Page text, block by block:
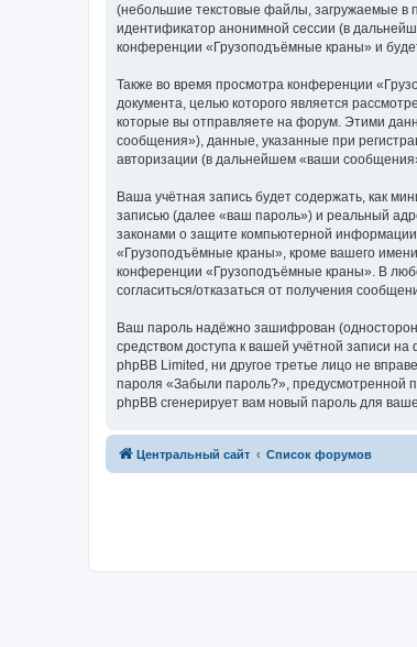
(небольшие текстовые файлы, загружаемые в
идентификатор анонимной сессии (в
конференции «Грузоподъёмные краны» и
Также во время просмотра конференции
документа, целью которого является
которые вы отправляете на форум. Этими
сообщения»), данные, указанные при
авторизации (в дальнейшем «ваши
Ваша учётная запись будет содержать, как
записью (далее «ваш пароль») и реальный
законами о защите компьютерной
«Грузоподъёмные краны», кроме вашего
конференции «Грузоподъёмные краны». В
согласиться/отказаться от получения
Ваш пароль надёжно зашифрован
средством доступа к вашей учётной записи
phpBB Limited, ни другое третье лицо не
пароля «Забыли пароль?», предусмотренной
phpBB сгенерирует вам новый пароль для
Центральный сайт Список форумов